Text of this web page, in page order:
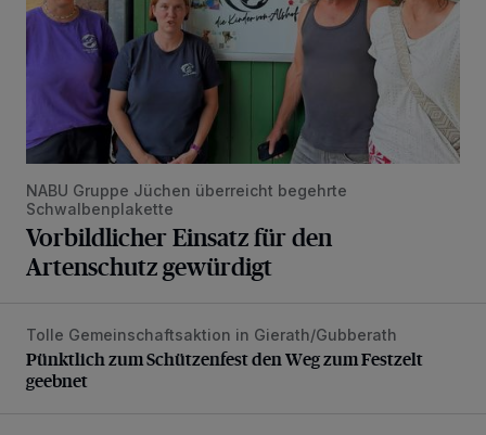
NABU Gruppe Jüchen überreicht begehrte
Schwalbenplakette
Vorbildlicher Einsatz für den
Artenschutz gewürdigt
Pünktlich zum Schützenfest den Weg zum Festzelt
Tolle Gemeinschaftsaktion in Gierath/Gubberath
Pünktlich zum Schützenfest den Weg zum Festzelt
geebnet